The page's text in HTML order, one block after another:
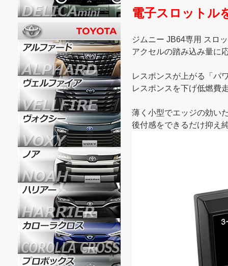
電子スロットル
ジムニー JB64専用 スロ
アクセルの踏み込み量に
レスポンスが上がる「パ
レスポンスを下げ低燃費
薄く小型でエッジの効い
後付感をできるだけ抑え